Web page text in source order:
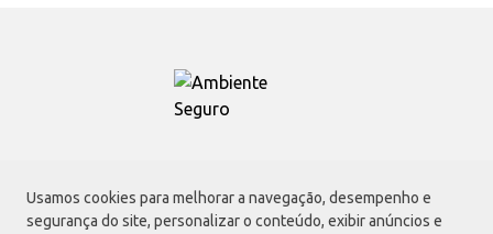
Usamos cookies para melhorar a navegação, desempenho e
segurança do site, personalizar o conteúdo, exibir anúncios e
Atacadão S.A.
Avenida Morvan Dias de Figueiredo, 6169, Vila Maria, São Paulo - SP | CEP
02170-901 | CNPJ: 75.315.333/0001-09